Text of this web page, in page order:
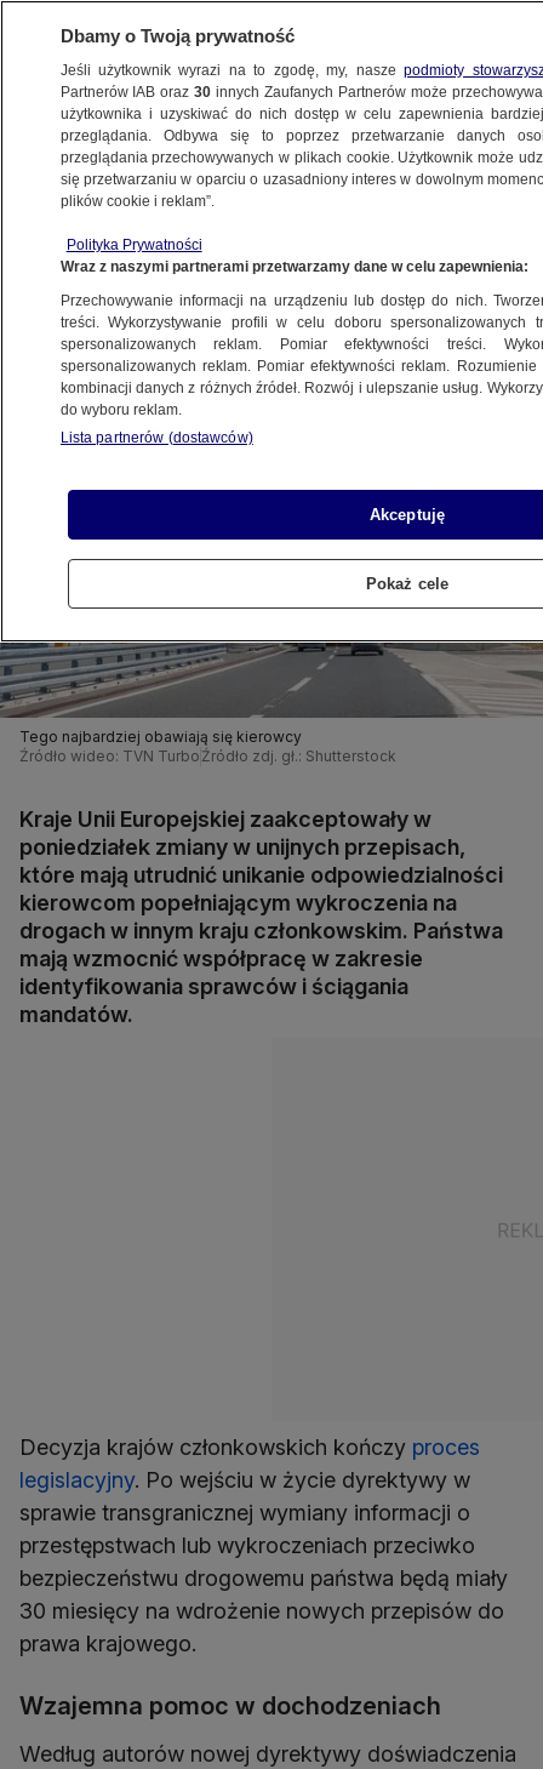
BIZNES
MOTO
mandatu
16.12.2024, 14:40
Udostępnij
Tego najbardziej obawiają się kierowcy
Źródło wideo: TVN Turbo Źródło zdj. gł.: Shutterstock
Kraje Unii Europejskiej zaakceptowały w
poniedziałek zmiany w unijnych przepisach,
które mają utrudnić unikanie odpowiedzialności
kierowcom popełniającym wykroczenia na
drogach w innym kraju członkowskim. Państwa
mają wzmocnić współpracę w zakresie
identyfikowania sprawców i ściągania
mandatów.
Decyzja krajów członkowskich kończy proces
legislacyjny. Po wejściu w życie dyrektywy w
sprawie transgranicznej wymiany informacji o
przestępstwach lub wykroczeniach przeciwko
bezpieczeństwu drogowemu państwa będą miały
30 miesięcy na wdrożenie nowych przepisów do
prawa krajowego.
Wzajemna pomoc w dochodzeniach
Według autorów nowej dyrektywy doświadczenia
Dbamy o Twoją prywatność
Jeśli użytkownik wyrazi na to zgodę, my, naszepodmioty
Partnerów IAB oraz30 innych Zaufanych Partnerów może
użytkownika i uzyskiwać do nich dostęp w celu zapewnienia
przeglądania. Odbywa się to poprzez przetwarzanie danych
przeglądania przechowywanych w plikach cookie. Użytkownik może
się przetwarzaniu w oparciu o uzasadniony interes w dowolnym
plików cookie i reklam”.
Polityka Prywatności
Wraz z naszymi partnerami przetwarzamy dane w celu zapewnienia:
Przechowywanie informacji na urządzeniu lub dostęp do nich.
treści. Wykorzystywanie profili w celu doboru spersonalizowanych
spersonalizowanych reklam. Pomiar efektywności treści.
spersonalizowanych reklam. Pomiar efektywności reklam.
kombinacji danych z różnych źródeł. Rozwój i ulepszanie usług.
do wyboru reklam.
Lista partnerów (dostawców)
Akceptuję
Pokaż cele